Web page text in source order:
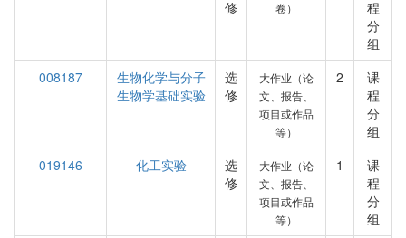
修
卷）
程
分
组
008187
生物化学与分子
生物学基础实验
选
修
大作业（论
文、报告、
项目或作品
等）
2
课
程
分
组
019146
化工实验
选
修
大作业（论
文、报告、
项目或作品
等）
1
课
程
分
组